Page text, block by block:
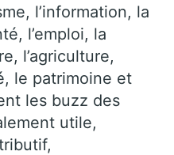
l’information, la
l’emploi, la
l’agriculture,
le patrimoine et
les buzz des
utile,